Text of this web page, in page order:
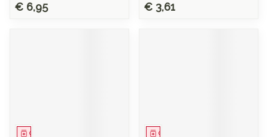
€ 6,95 € 3,61
Geneesmiddel Geneesmiddel